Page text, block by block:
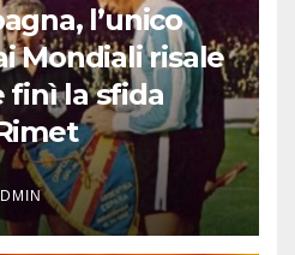
l’unico
Mondiali risale
finì la sfida
E NON SOLO